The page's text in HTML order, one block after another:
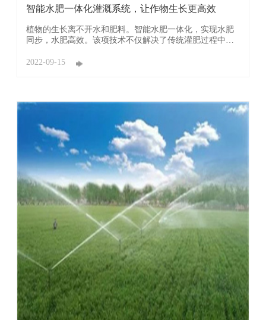
智能水肥一体化灌溉系统，让作物生长更高效
植物的生长离不开水和肥料。智能水肥一体化，实现水肥
同步，水肥高效。该项技术不仅解决了传统灌肥过程中资
本，省时省力，有着显著的优势。 传统水肥管理是先施肥
2022-09-15